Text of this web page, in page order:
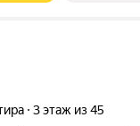
3 этаж из 45